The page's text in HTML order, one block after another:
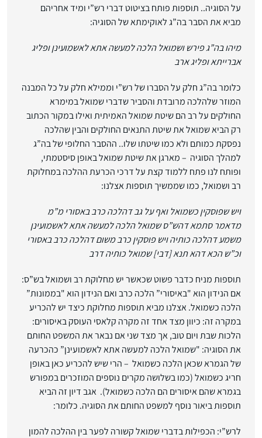
על הסוגיה.. תוספות פותח בציטוט דברי רש”י ומיד אחריהם
מביא את הסבר בה”ג לאוקימתא של הסוגיה:
מיהו בה”ג פירש ושמואל הלכה למעשה אתא לאשמועינן ופליג
אברייתא ופליג ארב
כלומר בה”ג חלק על הסברו של רש”י וממילא חלק על כל המבנה
המוזר שלהלכה מרובדת והסביר שדברי שמואל במימרא
החולקים על רב הם שיטת שמואל האמיתית ואילו במקור הכתוב
רק הביא שמואל את שיטת התנאים החולקים והבין שהלכה
נפסקת כמותם ולא כמו שיטתו שלו.. ההסבר החלופי של בה”ג
למהלך הסוגיה – מארגן את שיטת שמואל באופן סיסטמתי,
ופותח לנו פתח ללמוד קצת על דרכי הכרעת ההלכה במחלוקת
רב ושמואל, כמו שממשיך תוספות אצלנו:
ויש שפוסקין כשמואל ואף על גב דהלכה כרב באסורי מ”מ
מדאמר סתמא דהש”ס שמואל הלכה למעשה אתא לאשמועינן
משמע דהלכה כותיה ויש פוסקין כרב משום דהלכה כרב באסורי
וכ”ש הכא דהא תנא [דבי] שמואל כותיה דרב
תוספות מניח כדבר פשוט שכאשר יש מחלוקת רב ושמואל בש”ס:
אם הנידון הוא "באיסורי” הלכה כרב ואם הנידון הוא "בממונות”
הלכה כשמואל. אצלנו מביא תוספות מחלוקת כיצד יש להכריע
במקרה זה: כיוון מצד אחד זה מקרה קלאסי העוסק באיסורים:
הלכות שבת ויום טוב, אך מצד שני אם נבאר את המשפט החותם
את הסוגיה: "שמואל הלכה למעשה אתא לאשמועינן” כהכרעה
של הגמרא שכאן הלכה כשמואל – הרי שיש להכריע כאן באופן
חריג כשמואל (כמו בשלושה מקרים נוספים המוזכרים במפורש
בגמרא שהם איסורים הם הלכה כשמואל). אגב דיון זה הביא
תוספות ביאור נוסף למשפט החותם את הסוגיה. כלומר:
לרש”י: הכפילות בדברי שמואל קשורה לפער בין ההלכה להמון